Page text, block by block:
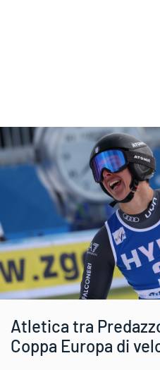
Atletica tra
Coppa Europa di